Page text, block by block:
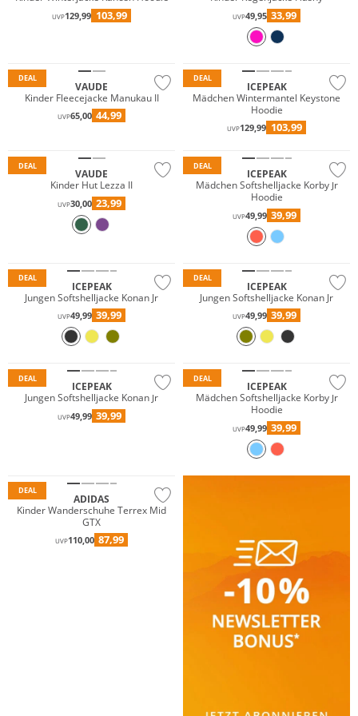
UVP129,99 103,99 UVP49,95 33,99
DEAL
VAUDE
Kinder Fleecejacke Manukau II
UVP65,00 44,99
DEAL
ICEPEAK
Mädchen Wintermantel Keystone
Hoodie
UVP129,99 103,99
DEAL
VAUDE
Kinder Hut Lezza II
UVP30,00 23,99
DEAL
ICEPEAK
Mädchen Softshelljacke Korby Jr
Hoodie
UVP49,99 39,99
DEAL
ICEPEAK
Jungen Softshelljacke Konan Jr
UVP49,99 39,99
DEAL
ICEPEAK
Jungen Softshelljacke Konan Jr
UVP49,99 39,99
DEAL
ICEPEAK
Jungen Softshelljacke Konan Jr
UVP49,99 39,99
DEAL
ICEPEAK
Mädchen Softshelljacke Korby Jr
Hoodie
UVP49,99 39,99
DEAL
ADIDAS
Kinder Wanderschuhe Terrex Mid
GTX
UVP110,00 87,99